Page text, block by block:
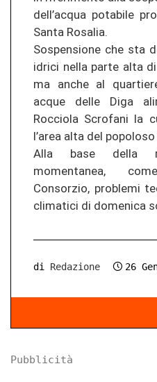
dell’acqua potabile
Santa Rosalia.
Sospensione che sta
idrici nella parte alta
ma anche al
acque delle Diga
Rocciola Scrofani la
l’area alta del
Alla base della
momentanea,
Consorzio, problemi
climatici di domenica
di Redazione 26
Pubblicità